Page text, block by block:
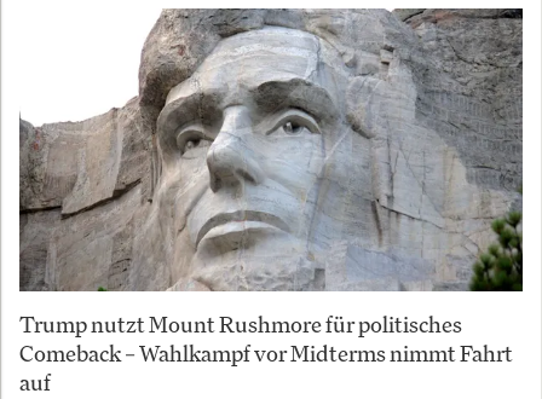
Trump nutzt Mount Rushmore für politisches
Comeback – Wahlkampf vor Midterms nimmt Fahrt
auf